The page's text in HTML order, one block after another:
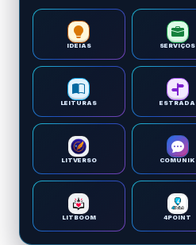
IDEIAS SERVIÇOS
LEITURAS ESTRADA
LITVERSO COMUNIK
LITBOOM 4POINT